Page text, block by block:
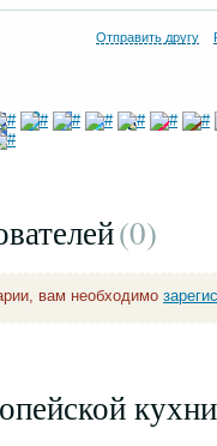
Отправить другу
(0)
вам необходимо
кухни